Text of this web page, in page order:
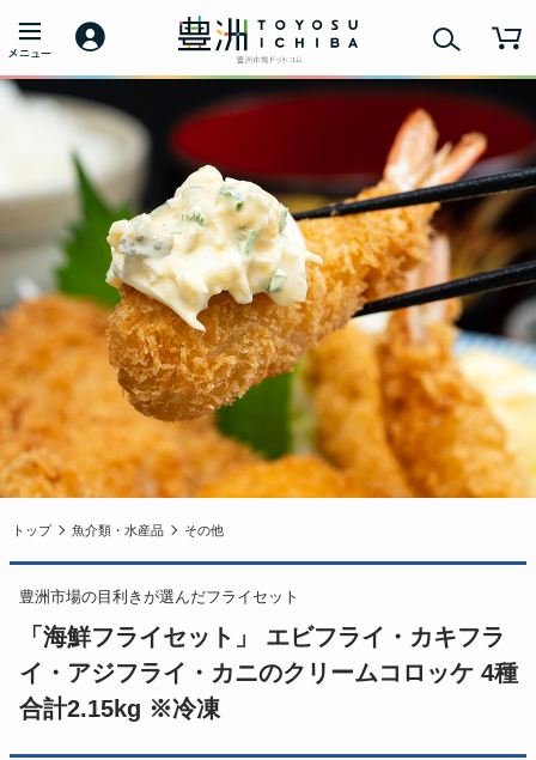
トップ 魚介類・水産品 その他
豊洲市場の目利きが選んだフライセット
「海鮮フライセット」 エビフライ・カキフラ
イ・アジフライ・カニのクリームコロッケ 4種
合計2.15kg ※冷凍